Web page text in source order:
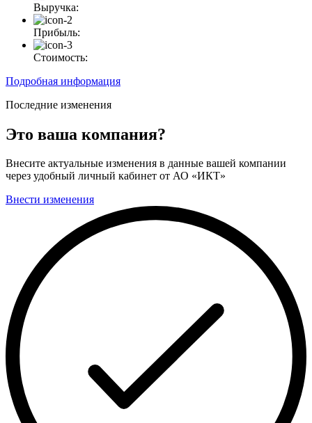
Выручка:
Прибыль:
Стоимость:
Подробная информация
Последние изменения
Это ваша компания?
Внесите актуальные изменения в данные вашей компании
через удобный личный кабинет от АО «ИКТ»
Внести изменения